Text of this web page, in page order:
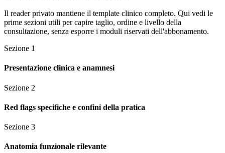
Il reader privato mantiene il template clinico completo. Qui vedi le
prime sezioni utili per capire taglio, ordine e livello della
consultazione, senza esporre i moduli riservati dell'abbonamento.
Sezione 1
Presentazione clinica e anamnesi
Sezione 2
Red flags specifiche e confini della pratica
Sezione 3
Anatomia funzionale rilevante